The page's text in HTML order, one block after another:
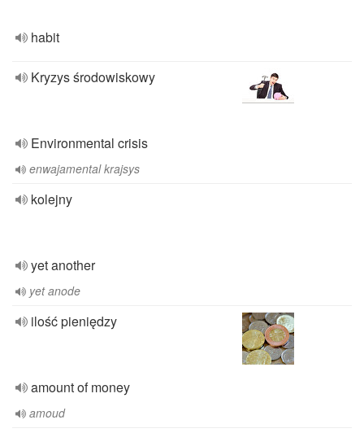
habit
Kryzys środowiskowy
Environmental crisis
enwajamental krajsys
kolejny
yet another
yet anode
ilość pieniędzy
amount of money
amoud